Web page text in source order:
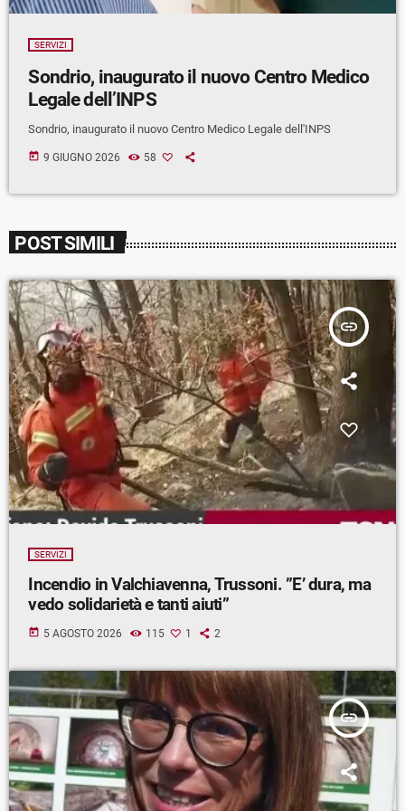
SERVIZI
Sondrio, inaugurato il nuovo Centro Medico
Legale dell’INPS
Sondrio, inaugurato il nuovo Centro Medico Legale dell'INPS
today 9 GIUGNO 2026 58
POST SIMILI
insert_link
SERVIZI
Incendio in Valchiavenna, Trussoni. ”E’ dura, ma
vedo solidarietà e tanti aiuti”
today 5 AGOSTO 2026 115 1 2
insert_link